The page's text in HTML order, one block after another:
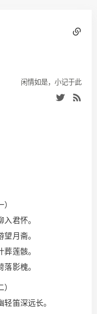
闲情如是，小记于此
君怀。
望月斋。
莲骸。
影槐。
笛深远长。